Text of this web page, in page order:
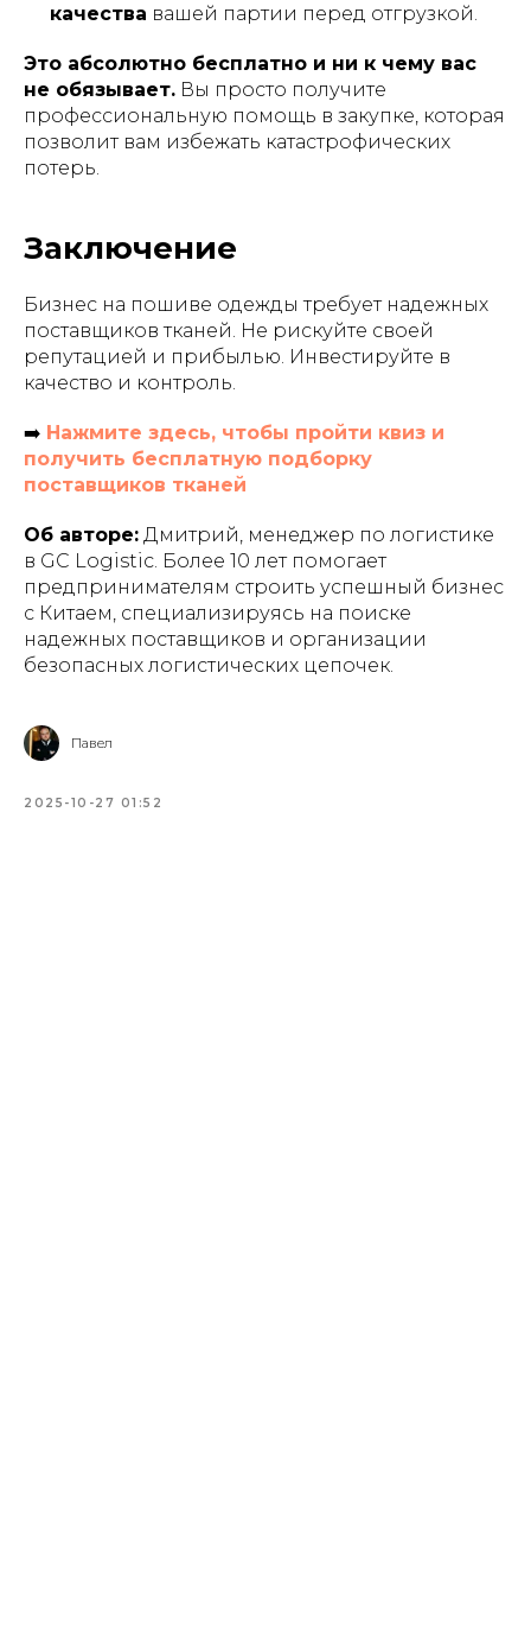
качества вашей партии перед отгрузкой.
Это абсолютно бесплатно и ни к чему вас
не обязывает. Вы просто получите
профессиональную помощь в закупке, которая
позволит вам избежать катастрофических
потерь.
Заключение
Бизнес на пошиве одежды требует надежных
поставщиков тканей. Не рискуйте своей
репутацией и прибылью. Инвестируйте в
качество и контроль.
➡️ Нажмите здесь, чтобы пройти квиз и
получить бесплатную подборку
поставщиков тканей
Об авторе: Дмитрий, менеджер по логистике
в GC Logistic. Более 10 лет помогает
предпринимателям строить успешный бизнес
с Китаем, специализируясь на поиске
надежных поставщиков и организации
безопасных логистических цепочек.
Павел
2025-10-27 01:52